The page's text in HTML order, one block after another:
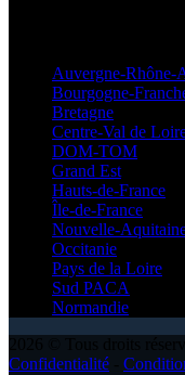
Auvergne-Rhône-
Bourgogne-
Bretagne
Centre-Val de
DOM-TOM
Grand Est
Hauts-de-France
Île-de-France
Nouvelle-
Occitanie
Pays de la Loire
Sud PACA
Normandie
Confidentialité